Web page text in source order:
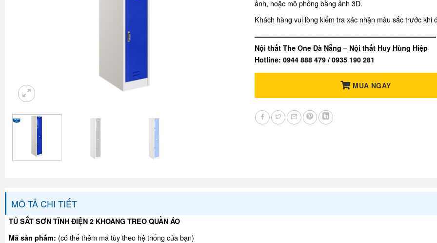
ảnh, hoặc mô phỏng bằng ảnh 3D.
Khách hàng vui lòng kiểm tra xác nhận màu sắc trước khi
——————————————————————————–
Nội thất The One Đà Nẵng – Nội thất Huy Hùng Hiệp
Hotline: 0944 888 479 / 0935 190 281
MUA NGAY
MÔ TẢ CHI TIẾT
TỦ SẮT SƠN TĨNH ĐIỆN 2 KHOANG TREO QUẦN ÁO
Mã sản phẩm: (có thể thêm mã tùy theo hệ thống của bạn)